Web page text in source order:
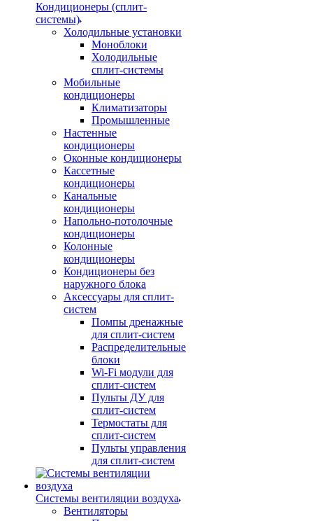
Кондиционеры (сплит-
системы)
Холодильные установки
Моноблоки
Холодильные
сплит-системы
Мобильные
кондиционеры
Климатизаторы
Промышленные
Настенные
кондиционеры
Оконные кондиционеры
Кассетные
кондиционеры
Канальные
кондиционеры
Напольно-потолочные
кондиционеры
Колонные
кондиционеры
Кондиционеры без
наружного блока
Аксессуары для сплит-
систем
Помпы дренажные
для сплит-систем
Распределительные
блоки
Wi-Fi модули для
сплит-систем
Пульты ДУ для
сплит-систем
Термостаты для
сплит-систем
Пульты управления
для сплит-систем
Системы вентиляции воздуха
Вентиляторы